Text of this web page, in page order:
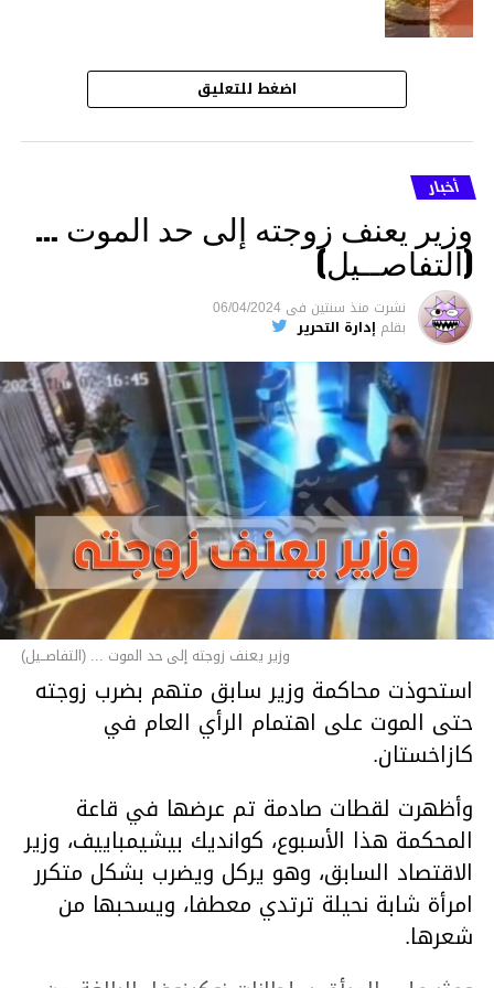
اضغط للتعليق
أخبار
وزير يعنف زوجته إلى حد الموت …
(التفاصــيل)
نشرت منذ سنتين فى 06/04/2024
بقلم إدارة التحرير
وزير يعنف زوجته إلى حد الموت ... (التفاصــيل)
استحوذت محاكمة وزير سابق متهم بضرب زوجته
حتى الموت على اهتمام الرأي العام في
كازاخستان.
وأظهرت لقطات صادمة تم عرضها في قاعة
المحكمة هذا الأسبوع، كوانديك بيشيمباييف، وزير
الاقتصاد السابق، وهو يركل ويضرب بشكل متكرر
امرأة شابة نحيلة ترتدي معطفا، ويسحبها من
شعرها.